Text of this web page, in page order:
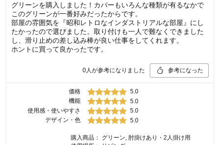
グリーンを購入しました！カバーもいろんな種類が有るなかで
このグリーンが一番好みだったからです。
部屋の雰囲気を『昭和レトロなインダストリアルな部屋』にし
たかったので選びました。取り付けも一人で難なくできました
し、滑り止めの差し込み棒が良い仕事をしてくれます。
ホントに買って良かったです。
0人が参考になりました 参考になった
価格
5.0
機能
5.0
使用感・使いやすさ
5.0
デザイン・色
5.0
購入商品：
グリーン, 肘掛けあり・2人掛け用